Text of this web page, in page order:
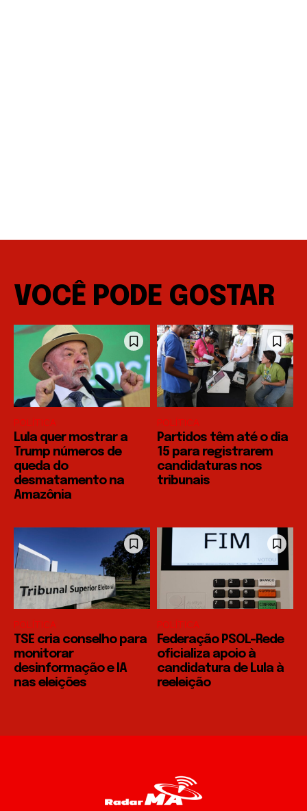
VOCÊ PODE GOSTAR
POLÍTICA
Lula quer mostrar a
Trump números de
queda do
desmatamento na
Amazônia
POLÍTICA
Partidos têm até o dia
15 para registrarem
candidaturas nos
tribunais
POLÍTICA
TSE cria conselho para
monitorar
desinformação e IA
nas eleições
POLÍTICA
Federação PSOL-Rede
oficializa apoio à
candidatura de Lula à
reeleição